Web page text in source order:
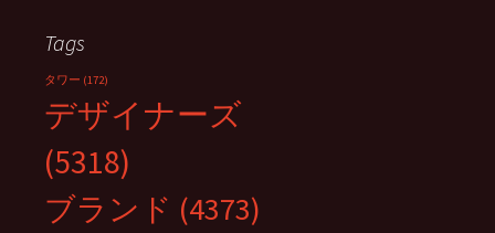
Tags
タワー (172)
デザイナーズ
(5318)
ブランド (4373)